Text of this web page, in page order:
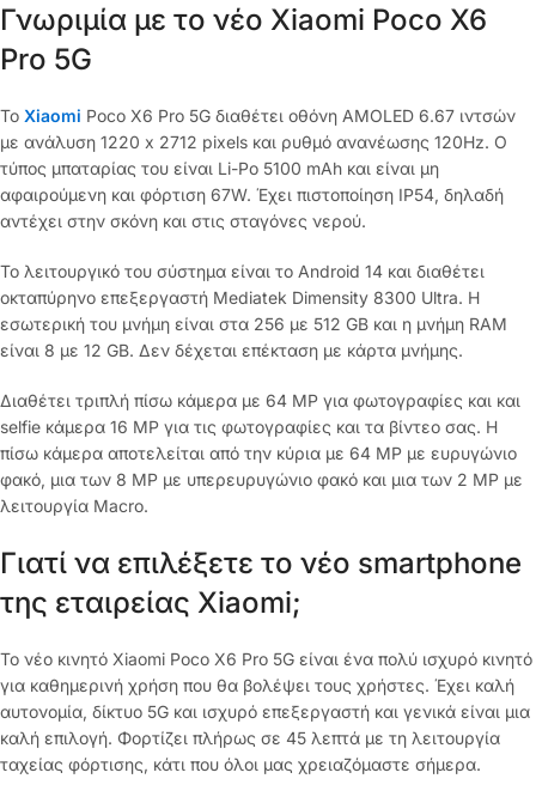
Γνωριμία με το νέο Xiaomi Poco X6
Pro 5G
Το Xiaomi Poco X6 Pro 5G διαθέτει οθόνη AMOLED 6.67 ιντσών
με ανάλυση 1220 x 2712 pixels και ρυθμό ανανέωσης 120Hz. Ο
τύπος μπαταρίας του είναι Li-Po 5100 mAh και είναι μη
αφαιρούμενη και φόρτιση 67W. Έχει πιστοποίηση IP54, δηλαδή
αντέχει στην σκόνη και στις σταγόνες νερού.
Το λειτουργικό του σύστημα είναι το Android 14 και διαθέτει
οκταπύρηνο επεξεργαστή Mediatek Dimensity 8300 Ultra. H
εσωτερική του μνήμη είναι στα 256 με 512 GB και η μνήμη RAM
είναι 8 με 12 GB. Δεν δέχεται επέκταση με κάρτα μνήμης.
Διαθέτει τριπλή πίσω κάμερα με 64 MP για φωτογραφίες και και
selfie κάμερα 16 MP για τις φωτογραφίες και τα βίντεο σας. Η
πίσω κάμερα αποτελείται από την κύρια με 64 MP με ευρυγώνιο
φακό, μια των 8 MP με υπερευρυγώνιο φακό και μια των 2 MP με
λειτουργία Macro.
Γιατί να επιλέξετε το νέο smartphone
της εταιρείας Xiaomi;
Το νέο κινητό Xiaomi Poco X6 Pro 5G είναι ένα πολύ ισχυρό κινητό
για καθημερινή χρήση που θα βολέψει τους χρήστες. Έχει καλή
αυτονομία, δίκτυο 5G και ισχυρό επεξεργαστή και γενικά είναι μια
καλή επιλογή. Φορτίζει πλήρως σε 45 λεπτά με τη λειτουργία
ταχείας φόρτισης, κάτι που όλοι μας χρειαζόμαστε σήμερα.